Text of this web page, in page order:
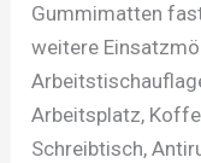
Gummimatten
weitere
Arbeitsplatz,
Schreibtisch,